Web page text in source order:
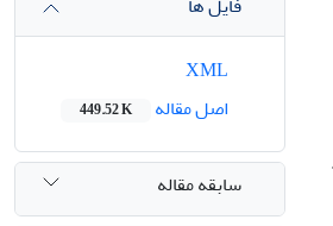
اصل مقاله
449.52 K
سابقه مقاله